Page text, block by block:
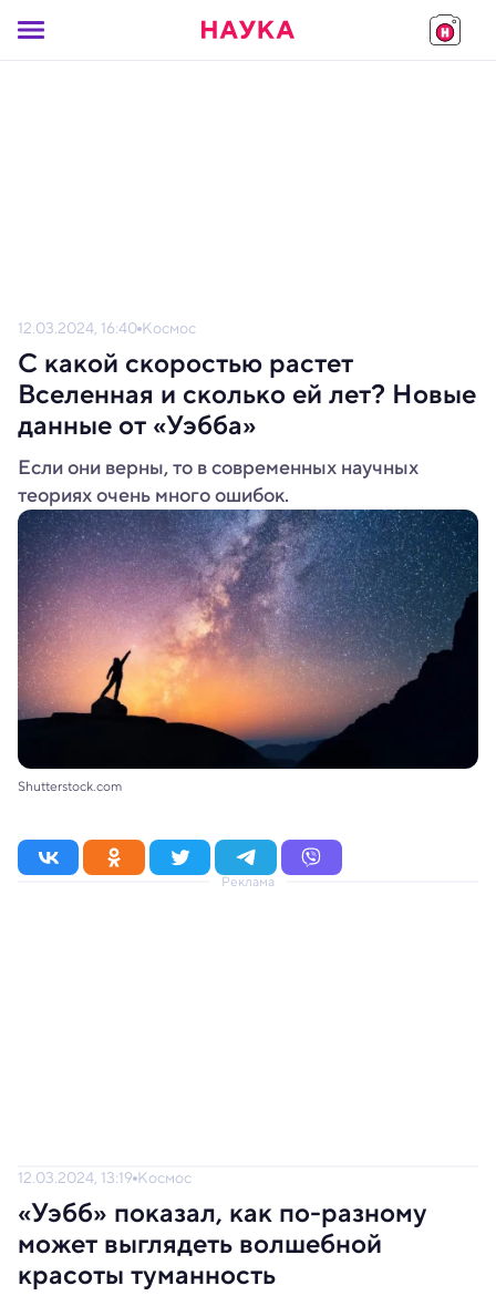
12.03.2024, 16:40 Космос
С какой скоростью растет
Вселенная и сколько ей лет? Новые
данные от «Уэбба»
Если они верны, то в современных научных
теориях очень много ошибок.
Shutterstock.com
Реклама
12.03.2024, 13:19 Космос
«Уэбб» показал, как по-разному
может выглядеть волшебной
красоты туманность